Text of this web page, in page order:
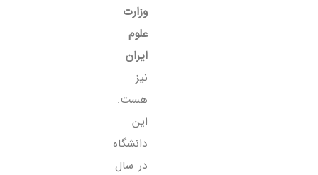
وزارت
علوم
ایران
نیز
هست.
این
دانشگاه
در سال